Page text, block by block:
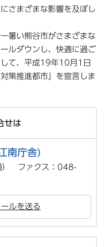
さまざまな影響を及ぼし
暑い熊谷市がさまざまな
ルダウンし、快適に過ご
て、平成19年10月1日
策推進都市」を宣言しま
せは
南庁舎)
） ファクス：048-
ルを送る